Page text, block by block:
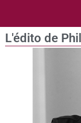
L'édito de